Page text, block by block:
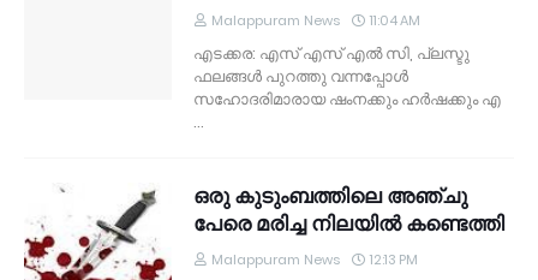
Malappuram News 11:04 AM
എടക്കര: എസ് എസ് എല്‍ സി, പ്ലസ്ടു
ഫലങ്ങള്‍ പുറത്തു വന്നപ്പോള്‍
സഹോദരിമാരായ ഷംനക്കും ഹര്‍ഷക്കും എ
…
ഒരു കുടുംബത്തിലെ അഞ്ചു
പേരെ മരിച്ച നിലയില്‍ കണ്ടെത്തി
Malappuram News 12:13 PM